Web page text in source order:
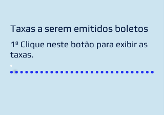
Taxas a serem emitidos boletos
1º Clique neste botão para exibir as
taxas.